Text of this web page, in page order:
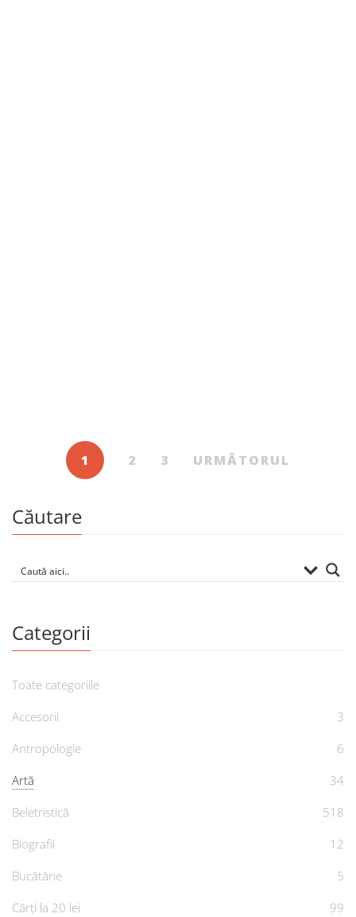
1 2 3 URMĂTORUL
Căutare
Categorii
Toate categoriile
Accesorii
3
Antropologie
6
Artă
34
Beletristică
518
Biografii
12
Bucătărie
5
Cărți la 20 lei
99